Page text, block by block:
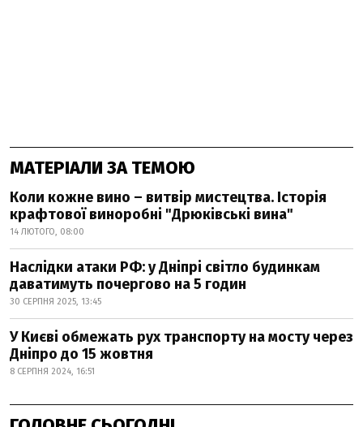
МАТЕРІАЛИ ЗА ТЕМОЮ
Коли кожне вино – витвір мистецтва. Історія
крафтової виноробні "Дрюківські вина"
14 ЛЮТОГО, 08:00
Наслідки атаки РФ: у Дніпрі світло будинкам
даватимуть почергово на 5 годин
30 СЕРПНЯ 2025, 13:45
У Києві обмежать рух транспорту на мосту через
Дніпро до 15 жовтня
8 СЕРПНЯ 2024, 16:51